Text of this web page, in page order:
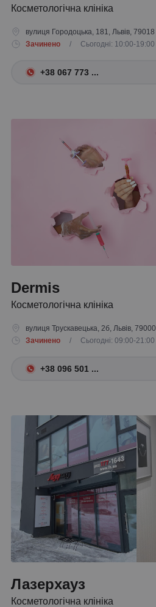
Косметологічна клініка
вулиця Городоцька, 181, Львів, 79018
Зачинено
/ Сьогодні: 10:00-19:00
+38 067 773 ...
Dermis
Косметологічна клініка
вулиця Трускавецька, 2б, Львів, 79000
Зачинено
/ Сьогодні: 09:00-21:00
+38 096 501 ...
Лазерхауз
Косметологічна клініка